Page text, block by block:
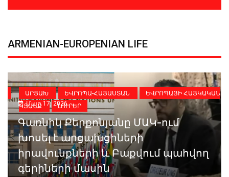
ARMENIAN-EUROPENIAN LIFE
ԱՐՑԱԽ ԵՎՐՈՊԱ-ՀԱՅԱՍՏԱՆ
ԵՎՐՈՊԱՅԻ ՀԱՅԿԱԿԱՆ
ԿՅԱՆՔ
ԼՈՒՐԵՐ
Մար 17, 2026
Գառնիկ Քերքոնյանը ՄԱԿ-ում
խոսել է արցախցիների
իրավունքների և Բաքվում պահվող
գերիների մասին